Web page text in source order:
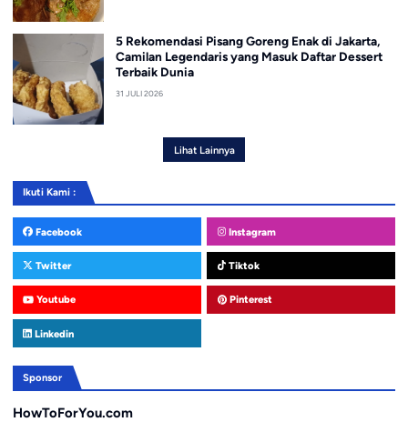
5 Rekomendasi Pisang Goreng Enak di Jakarta,
Camilan Legendaris yang Masuk Daftar Dessert
Terbaik Dunia
31 JULI 2026
Lihat Lainnya
Ikuti Kami :
Facebook Instagram
Twitter Tiktok
Youtube Pinterest
Linkedin
Sponsor
HowToForYou.com